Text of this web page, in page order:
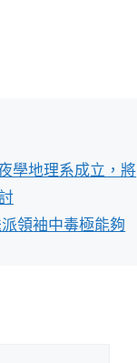
學地理系成立，將
領袖中毒極能夠